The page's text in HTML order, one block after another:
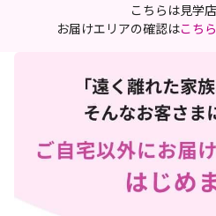
こちらは見学店
お届けエリアの確認はこちら